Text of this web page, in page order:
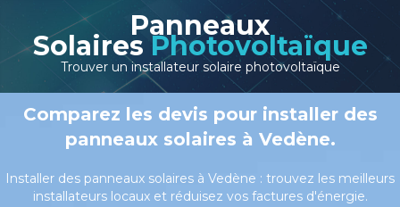
Panneaux
Solaires Photovoltaïque
Trouver un installateur solaire photovoltaïque
Comparez les devis pour installer des
panneaux solaires à Vedène.
Installer des panneaux solaires à Vedène : trouvez les meilleurs
installateurs locaux et réduisez vos factures d'énergie.